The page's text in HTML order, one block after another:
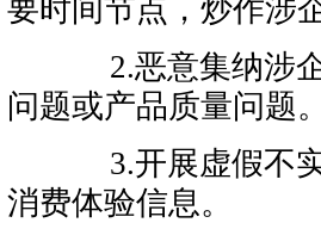
要时间节点，炒作涉
2.恶意集纳涉企
问题或产品质量问题。
3.开展虚假不实
消费体验信息。